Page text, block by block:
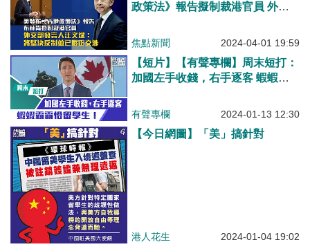
政策法》報告擬制裁港官員 外交
焦點新聞 2024-04-01 19:59
【短片】【有聲專欄】周末短打：
加國左手收錢，右手逐客 蝦蝦霸
有聲專欄 2024-01-13 12:30
【今日網圖】「美」搞針對
港人花生 2024-01-04 19:02